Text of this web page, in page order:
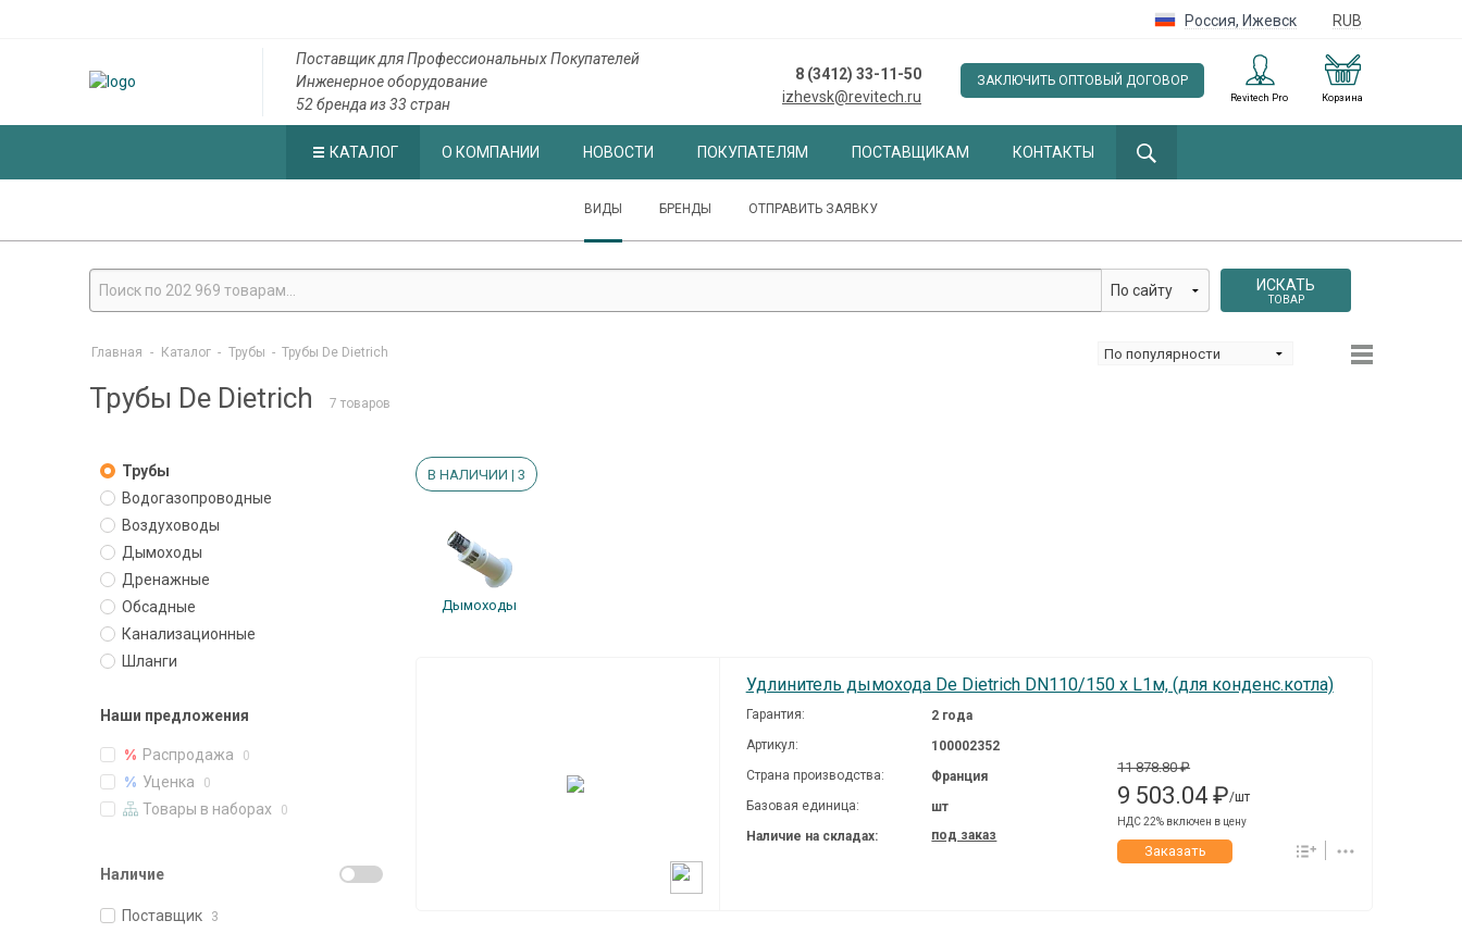
Россия, Ижевск RUB
Корзина
Revitech Pro
ЗАКЛЮЧИТЬ ОПТОВЫЙ ДОГОВОР
8 (3412) 33-11-50
izhevsk@revitech.ru
Поставщик для Профессиональных Покупателей
Инженерное оборудование
52 бренда из 33 стран
КАТАЛОГ О КОМПАНИИ НОВОСТИ ПОКУПАТЕЛЯМ ПОСТАВЩИКАМ КОНТАКТЫ
ВИДЫ БРЕНДЫ ОТПРАВИТЬ ЗАЯВКУ
ИСКАТЬ
ТОВАР
Главная - Каталог - Трубы - Трубы De Dietrich
Трубы De Dietrich 7 товаров
Трубы
Водогазопроводные
Воздуховоды
Дымоходы
Дренажные
Обсадные
Канализационные
Шланги
Наши предложения
Распродажа 0
Уценка 0
Товары в наборах 0
Наличие
Поставщик 3
В НАЛИЧИИ | 3
Ды­мохо­ды
Удлинитель дымохода De Dietrich DN110/150 x L1м, (для конденс.котла)
Гарантия:
2 года
Артикул:
100002352
Страна производства:
Франция
Базовая единица:
шт
Наличие на складах:
под заказ
11 878.80 ₽
9 503.04 ₽/шт
НДС 22% включен в цену
Заказать